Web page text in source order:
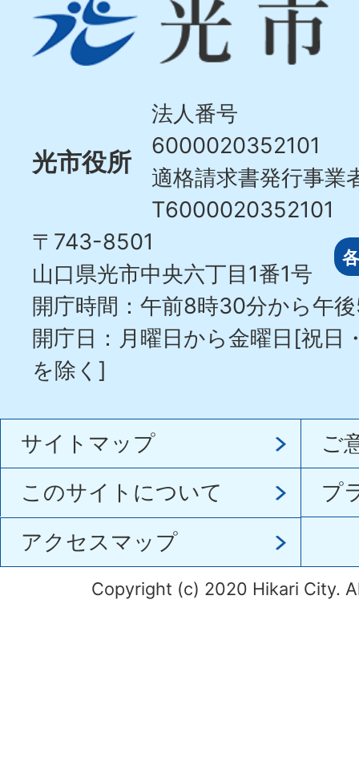
市
Hikari
光市役所
法人番号
6000020352101
適格請求書発行事業
T6000020352101
〒743-8501
山口県光市中央六丁目1番1号
開庁時間：午前8時30分から午
開庁日：月曜日から金曜日[祝日
を除く]
サイトマップ
ご
このサイトについて
プ
アクセスマップ
Copyright (c) 2020 Hikari City.